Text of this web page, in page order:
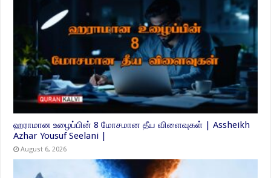
ஹராமான உழைப்பின் 8 மோசமான தீய விளைவுகள் | Assheikh
Azhar Yousuf Seelani |
August 6, 2026